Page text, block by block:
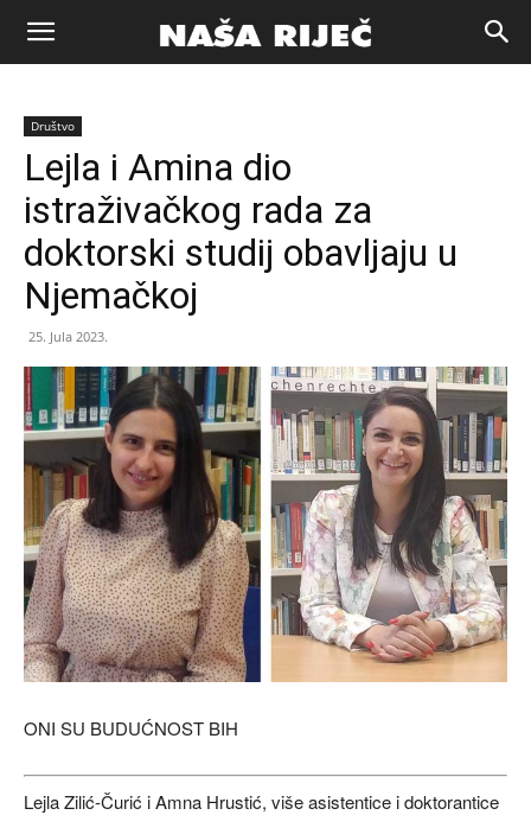
Naša
riječ
Zenica
Društvo
Lejla i Amina dio
istraživačkog rada za
doktorski studij obavljaju u
Njemačkoj
25. Jula 2023.
ONI SU BUDUĆNOST BIH
Lejla Zilić-Čurić i Amna Hrustić, više asistentice i doktorantice